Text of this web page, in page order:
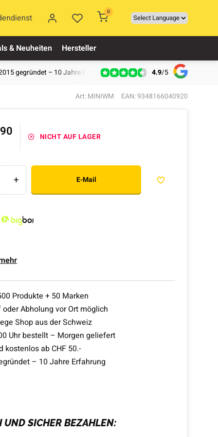
0
& Neuheiten Hersteller
gegründet – 10 Jahre Erfahrung 4.9/5
Art: MINIWM EAN: 9348166040920
NICHT AUF LAGER
+ E-Mail
Produkte + 50 Marken
oder Abholung vor Ort möglich
Shop aus der Schweiz
Uhr bestellt – Morgen geliefert
kostenlos ab CHF 50.-
– 10 Jahre Erfahrung
UND SICHER BEZAHLEN: